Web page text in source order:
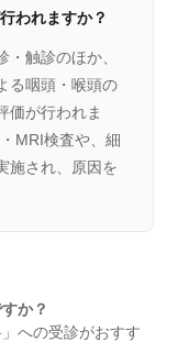
われますか？
触診のほか、
る咽頭・喉頭の
価が行われま
MRI検査や、細
施され、原因を
か？
への受診がおすす